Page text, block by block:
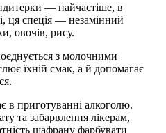
— найчастіше, в
ця спеція — незамінний
овочів, рису.
з молочними
їхній смак, а й допомагає
в приготуванні алкоголю.
та забарвлення лікерам,
шафрану фарбувати